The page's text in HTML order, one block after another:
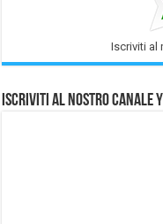
Iscriviti al
Iscriviti al nostro Canale